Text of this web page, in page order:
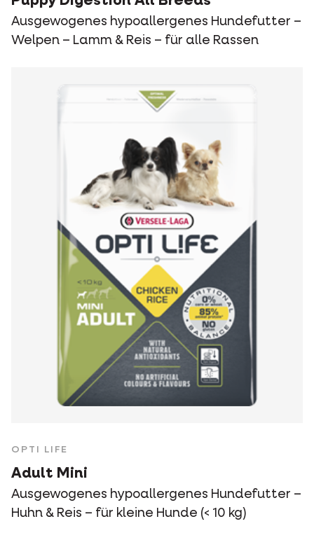
Ausgewogenes hypoallergenes Hundefutter –
Welpen – Lamm & Reis – für alle Rassen
OPTI LIFE
Adult Mini
Ausgewogenes hypoallergenes Hundefutter –
Huhn & Reis – für kleine Hunde (< 10 kg)